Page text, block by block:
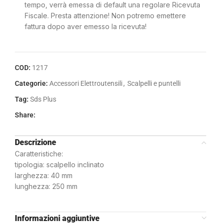
tempo, verrà emessa di default una regolare Ricevuta
Fiscale. Presta attenzione! Non potremo emettere
fattura dopo aver emesso la ricevuta!
COD: 1217
Categorie: Accessori Elettroutensili, Scalpelli e puntelli
Tag: Sds Plus
Share:
Descrizione
Caratteristiche:
tipologia: scalpello inclinato
larghezza: 40 mm
lunghezza: 250 mm
Informazioni aggiuntive